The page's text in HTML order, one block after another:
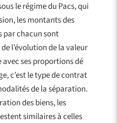
le régime du Pacs, qui
les montants des
par chacun sont
l’évolution de la valeur
ses proportions dé
c’est le type de contrat
de la séparation.
des biens, les
similaires à celles